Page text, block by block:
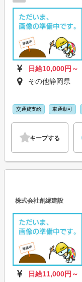
日給10,000円～
その他静岡県
交通費支給 車通勤可
キープする
株式会社創縁建設
日給11,000円～